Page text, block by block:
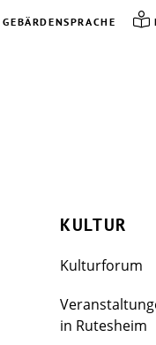
GEBÄRDENSPRACHE
KULTUR
Kulturforum
in Rutesheim